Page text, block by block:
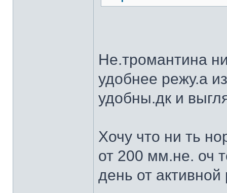
Не.тромантина
удобнее режу.а
удобны.дк и
Хочу что ни ть
от 200 мм.не. оч
день от